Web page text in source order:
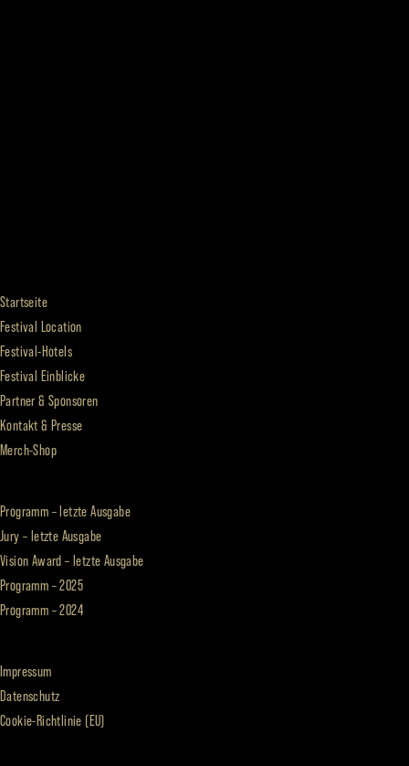
Startseite
Festival Location
Festival-Hotels
Festival Einblicke
Partner & Sponsoren
Kontakt & Presse
Merch-Shop
Programm – letzte Ausgabe
Jury – letzte Ausgabe
Vision Award – letzte Ausgabe
Programm – 2025
Programm – 2024
Impressum
Datenschutz
Cookie-Richtlinie (EU)